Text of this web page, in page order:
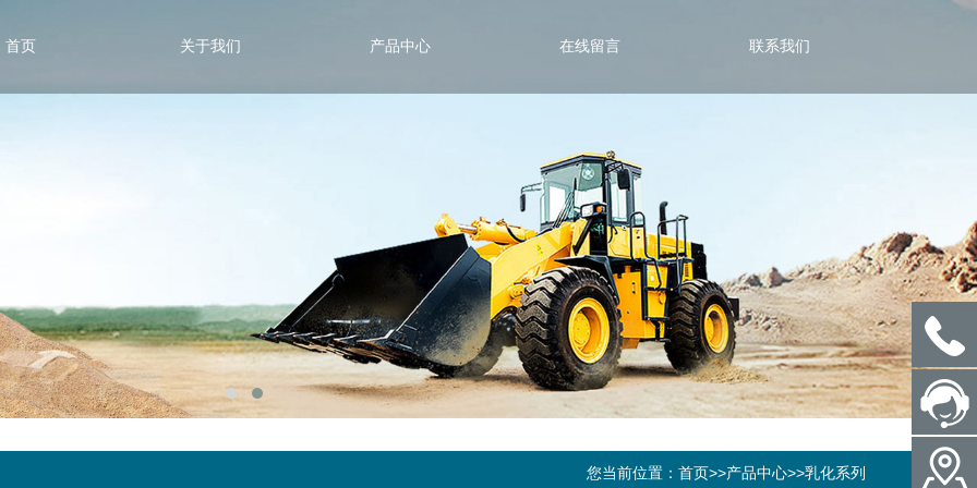
首页 关于我们 产品中心 在线留言 联系我们
您当前位置： 首页>>产品中心>>乳化系列